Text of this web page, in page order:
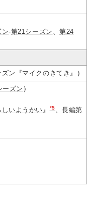
ン-第21シーズン 、第24
ン 『マイクのきてき 』）
ーズン ）
しいようかい』 *5、長編第